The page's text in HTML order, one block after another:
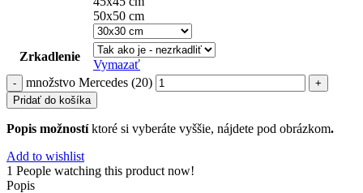
50x50 cm
Zrkadlenie
Vymazať
množstvo Mercedes (20)
Pridať do košíka
Popis možnostíktoré si vyberáte vyššie, nájdete pod obrázkom.
Add to wishlist
1 People watching this product now!
Popis